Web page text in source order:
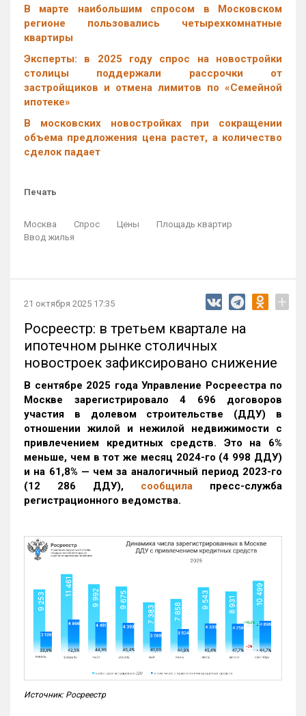
В марте наибольшим спросом в Московском
регионе пользовались четырехкомнатные
квартиры
Эксперты: в 2025 году спрос на новостройки
столицы поддержали рассрочки от
застройщиков и отмена лимитов по «Семейной
ипотеке»
В московских новостройках при сокращении
объема предложения цена растет, а количество
сделок падает
Печать
Москва Спрос Цены
Площадь квартир
Ввод жилья
21 октября 2025 17:35 +
Росреестр: в третьем квартале на
ипотечном рынке столичных
новостроек зафиксировано снижение
В сентябре 2025 года Управление Росреестра по
Москве зарегистрировало 4 696 договоров
участия в долевом строительстве (ДДУ) в
отношении жилой и нежилой недвижимости с
привлечением кредитных средств. Это на 6%
меньше, чем в тот же месяц 2024-го (4 998 ДДУ)
и на 61,8% — чем за аналогичный период 2023-го
(12 286 ДДУ), сообщила пресс-служба
регистрационного ведомства.
Источник: Росреестр